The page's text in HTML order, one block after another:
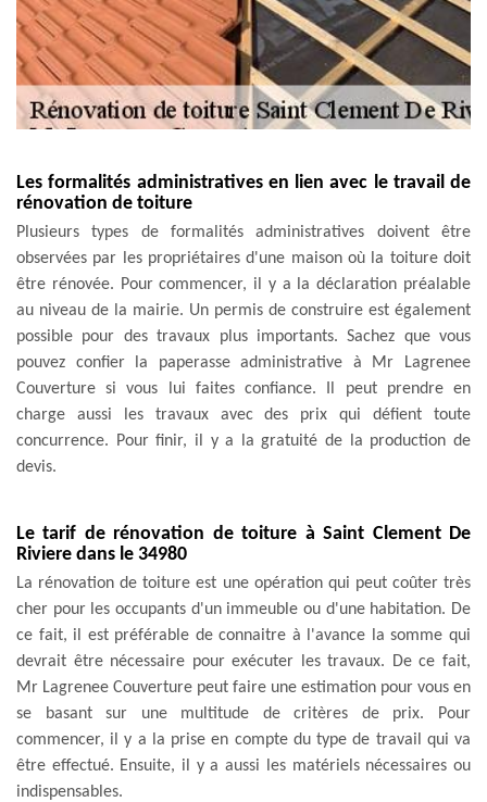
Les formalités administratives en lien avec le travail de
rénovation de toiture
Plusieurs types de formalités administratives doivent être
observées par les propriétaires d'une maison où la toiture doit
être rénovée. Pour commencer, il y a la déclaration préalable
au niveau de la mairie. Un permis de construire est également
possible pour des travaux plus importants. Sachez que vous
pouvez confier la paperasse administrative à Mr Lagrenee
Couverture si vous lui faites confiance. Il peut prendre en
charge aussi les travaux avec des prix qui défient toute
concurrence. Pour finir, il y a la gratuité de la production de
devis.
Le tarif de rénovation de toiture à Saint Clement De
Riviere dans le 34980
La rénovation de toiture est une opération qui peut coûter très
cher pour les occupants d'un immeuble ou d'une habitation. De
ce fait, il est préférable de connaitre à l'avance la somme qui
devrait être nécessaire pour exécuter les travaux. De ce fait,
Mr Lagrenee Couverture peut faire une estimation pour vous en
se basant sur une multitude de critères de prix. Pour
commencer, il y a la prise en compte du type de travail qui va
être effectué. Ensuite, il y a aussi les matériels nécessaires ou
indispensables.